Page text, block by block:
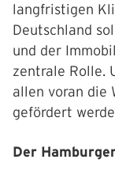
langfristigen
Deutschland
und der
zentrale Rolle.
allen voran die
gefördert
Der